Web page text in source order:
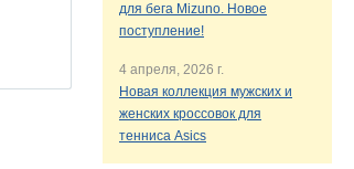
для бега Mizuno. Новое
поступление!
4 апреля, 2026 г.
Новая коллекция мужских и
женских кроссовок для
тенниса Asics